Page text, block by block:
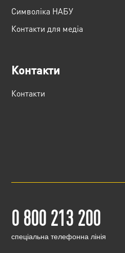
Cимволіка НАБУ
Контакти для медіа
Контакти
Контакти
0 800 213 200
cпеціальна телефонна лінія